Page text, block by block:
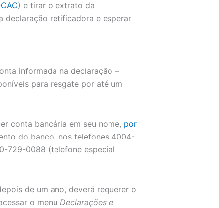
) e tirar o extrato da
declaração retificadora e esperar
informada na declaração –
para resgate por até um
conta bancária em seu nome, por
do banco, nos telefones 4004-
729-0088 (telefone especial
de um ano, deverá requerer o
o menu Declarações e